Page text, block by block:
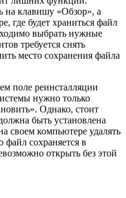
на клавишу «Обзор», а
где будет храниться файл
выбрать нужные
требуется снять
место сохранения файла
поле реинсталляции
нужно только
Однако, стоит
быть установлена
своем компьютере удалять
файл сохраняется в
открыть без этой